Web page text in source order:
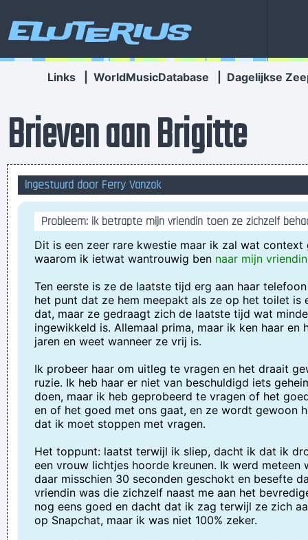
Eluterius
Links WorldMusicDatabase Dagelijkse
Brieven aan Brigitte
ingestuurd door Ferry Vanzak
Probleem: ik betrapte mijn vriendin toen ze zichzelf
Dit is een zeer rare kwestie maar ik zal wat context
waarom ik ietwat wantrouwig ben naar mijn
Ten eerste is ze de laatste tijd erg aan haar
het punt dat ze hem meepakt als ze op het toilet is
dat, maar ze gedraagt zich de laatste tijd wat
ingewikkeld is. Allemaal prima, maar ik ken haar en
jaren en weet wanneer ze vrij is.
Ik probeer haar om uitleg te vragen en het draait
ruzie. Ik heb haar er niet van beschuldigd iets
doen, maar ik heb geprobeerd te vragen of het
en of het goed met ons gaat, en ze wordt gewoon
dat ik moet stoppen met vragen.
Het toppunt: laatst terwijl ik sliep, dacht ik dat ik
een vrouw lichtjes hoorde kreunen. Ik werd meteen
daar misschien 30 seconden geschokt en besefte
vriendin was die zichzelf naast me aan het
nog eens goed en dacht dat ik zag terwijl ze zich
op Snapchat, maar ik was niet 100% zeker.